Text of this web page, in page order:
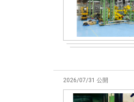
2026/07/31 公開